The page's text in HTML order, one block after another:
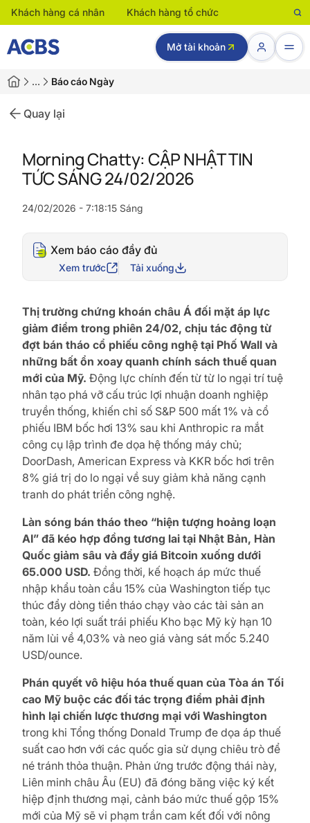
Khách hàng cá nhân Khách hàng tổ chức
Mở tài khoản
… Báo cáo Ngày
Quay lại
Morning Chatty: CẬP NHẬT TIN
TỨC SÁNG 24/02/2026
24/02/2026 - 7:18:15 Sáng
Xem báo cáo đầy đủ
Xem trước Tải xuống
Thị trường chứng khoán châu Á đối mặt áp lực
giảm điểm trong phiên 24/02, chịu tác động từ
đợt bán tháo cổ phiếu công nghệ tại Phố Wall và
những bất ổn xoay quanh chính sách thuế quan
mới của Mỹ. Động lực chính đến từ từ lo ngại trí tuệ
nhân tạo phá vỡ cấu trúc lợi nhuận doanh nghiệp
truyền thống, khiến chỉ số S&P 500 mất 1% và cổ
phiếu IBM bốc hơi 13% sau khi Anthropic ra mắt
công cụ lập trình đe dọa hệ thống máy chủ;
DoorDash, American Express và KKR bốc hơi trên
8% giá trị do lo ngại về suy giảm khả năng cạnh
tranh do phát triển công nghệ.
Làn sóng bán tháo theo “hiện tượng hoảng loạn
AI” đã kéo hợp đồng tương lai tại Nhật Bản, Hàn
Quốc giảm sâu và đẩy giá Bitcoin xuống dưới
65.000 USD. Đồng thời, kế hoạch áp mức thuế
nhập khẩu toàn cầu 15% của Washington tiếp tục
thúc đẩy dòng tiền tháo chạy vào các tài sản an
toàn, kéo lợi suất trái phiếu Kho bạc Mỹ kỳ hạn 10
năm lùi về 4,03% và neo giá vàng sát mốc 5.240
USD/ounce.
Phán quyết vô hiệu hóa thuế quan của Tòa án Tối
cao Mỹ buộc các đối tác trọng điểm phải định
hình lại chiến lược thương mại với Washington
trong khi Tổng thống Donald Trump đe dọa áp thuế
suất cao hơn với các quốc gia sử dụng chiêu trò để
né tránh thỏa thuận. Phản ứng trước động thái này,
Liên minh châu Âu (EU) đã đóng băng việc ký kết
hiệp định thương mại, cảnh báo mức thuế gộp 15%
mới của Mỹ sẽ vi phạm trần cam kết đối với nông